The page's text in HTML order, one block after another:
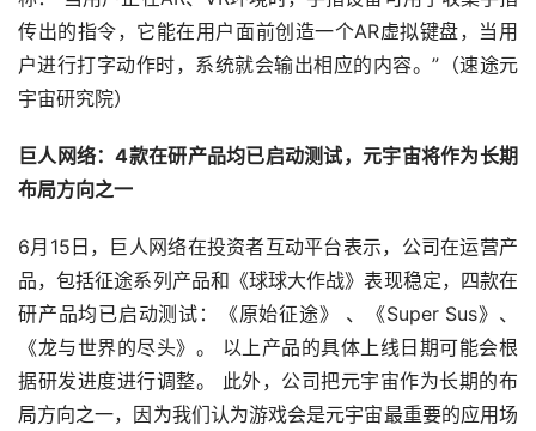
雅虎香港受众主管罗林 张（Lorraine Cheung）表示：“希
望利用元宇宙将人们联系起来，不受时间和物理位置的限
制。”（速途元宇宙研究院）
近期，奢侈品品牌 Givenchy 在游戏平台 Roblox 正式上线
Givenchy 故居为灵感，用户可获得 Givenchy 彩妆打造的
虚拟形象，以及 Givenchy 时装中标志性的锁扣配饰、帽子
等单品。（速途元宇宙研究院）
苹果“智能指环”专利通过认证 专门配合元宇宙使用